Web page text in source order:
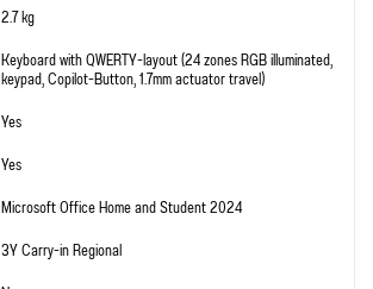
2.7 kg
Keyboard with QWERTY-layout (24 zones RGB illuminated,
keypad, Copilot-Button, 1.7mm actuator travel)
Yes
Yes
Microsoft Office Home and Student 2024
3Y Carry-in Regional